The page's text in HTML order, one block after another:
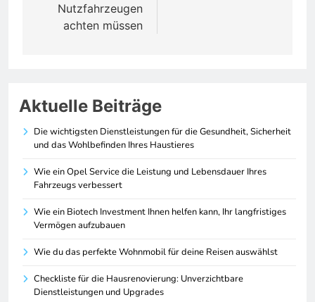
Nutzfahrzeugen
achten müssen
Aktuelle Beiträge
Die wichtigsten Dienstleistungen für die Gesundheit, Sicherheit
und das Wohlbefinden Ihres Haustieres
Wie ein Opel Service die Leistung und Lebensdauer Ihres
Fahrzeugs verbessert
Wie ein Biotech Investment Ihnen helfen kann, Ihr langfristiges
Vermögen aufzubauen
Wie du das perfekte Wohnmobil für deine Reisen auswählst
Checkliste für die Hausrenovierung: Unverzichtbare
Dienstleistungen und Upgrades